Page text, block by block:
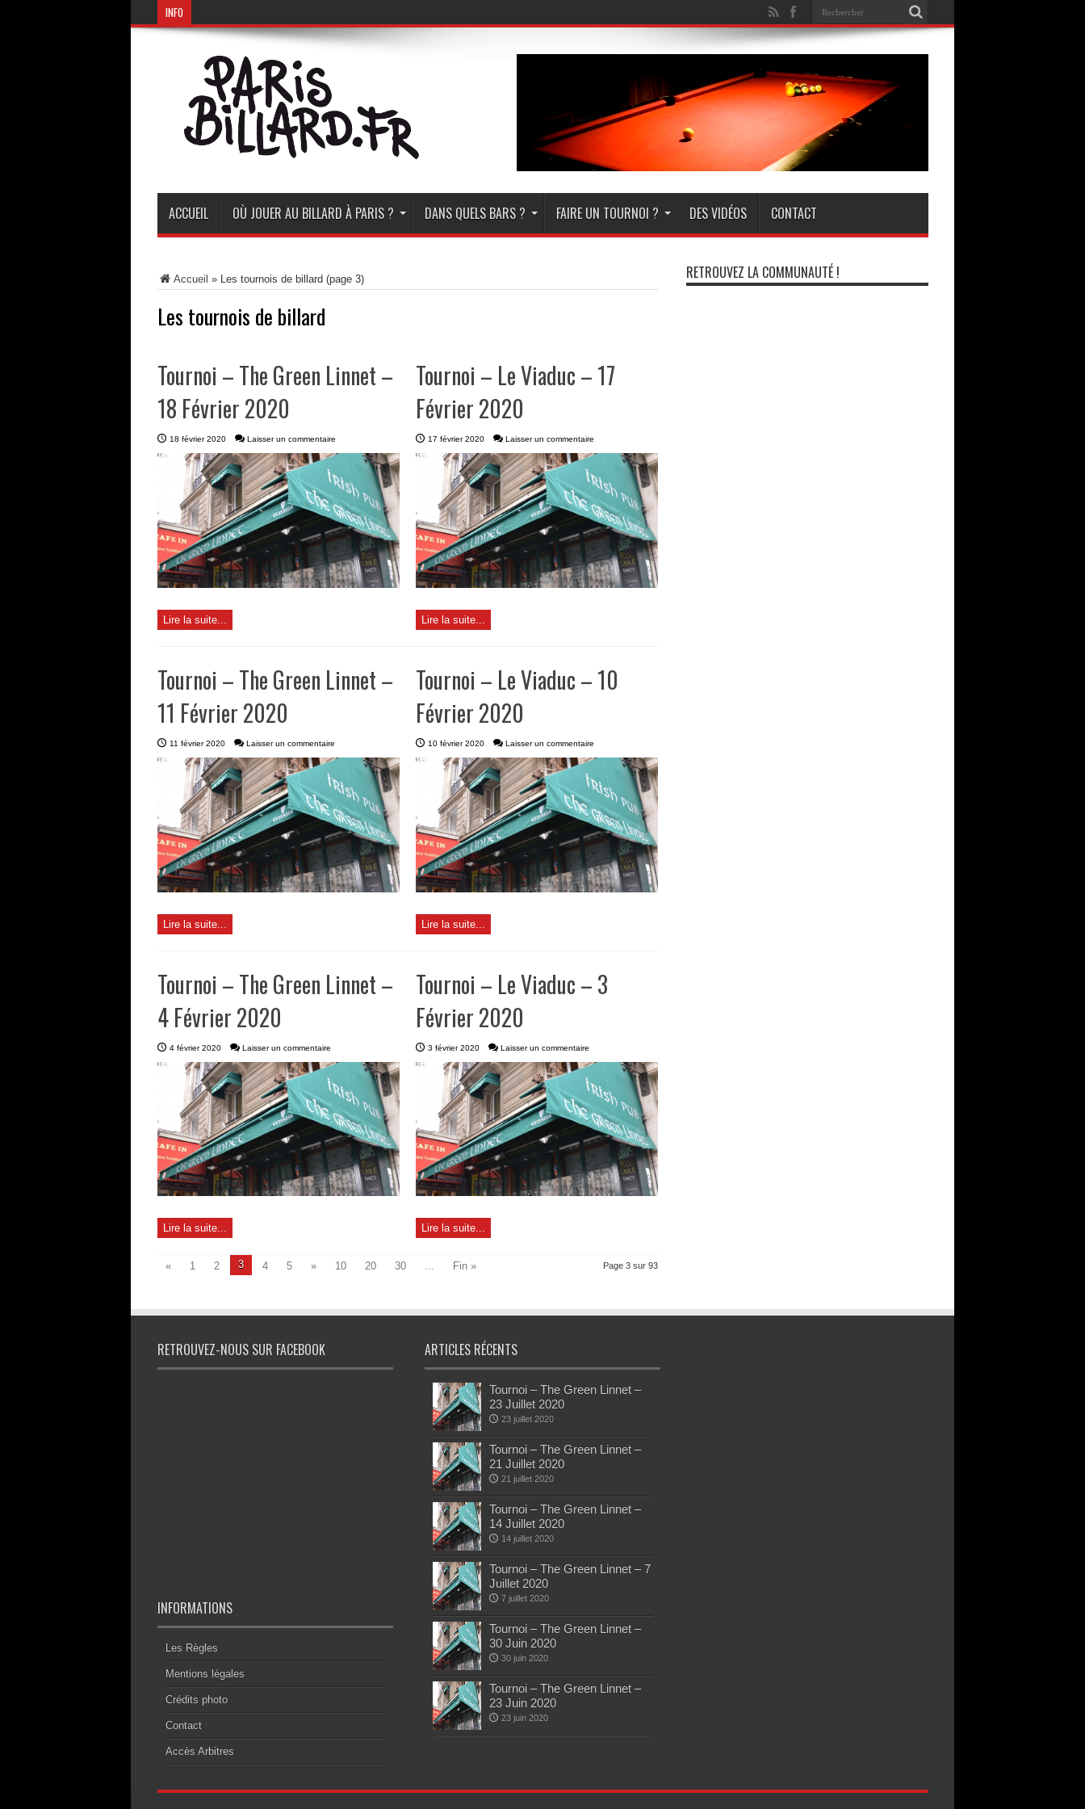
INFO
ACCUEIL OÙ JOUER AU BILLARD À PARIS ? DANS QUELS BARS ? FAIRE UN TOURNOI ? DES VIDÉOS CONTACT
Accueil » Les tournois de billard (page 3)
Les tournois de billard
Tournoi – The Green Linnet –
18 Février 2020
18 février 2020 Laisser un commentaire
Lire la suite...
Tournoi – Le Viaduc – 17
Février 2020
17 février 2020 Laisser un commentaire
Lire la suite...
Tournoi – The Green Linnet –
11 Février 2020
11 février 2020 Laisser un commentaire
Lire la suite...
Tournoi – Le Viaduc – 10
Février 2020
10 février 2020 Laisser un commentaire
Lire la suite...
Tournoi – The Green Linnet –
4 Février 2020
4 février 2020 Laisser un commentaire
Lire la suite...
Tournoi – Le Viaduc – 3
Février 2020
3 février 2020 Laisser un commentaire
Lire la suite...
Page 3 sur 93
« 1 2 3 4 5 » 10 20 30 ... Fin »
RETROUVEZ LA COMMUNAUTÉ !
RETROUVEZ-NOUS SUR FACEBOOK
INFORMATIONS
Les Règles
Mentions légales
Crédits photo
Contact
Accès Arbitres
ARTICLES RÉCENTS
Tournoi – The Green Linnet –
23 Juillet 2020
23 juillet 2020
Tournoi – The Green Linnet –
21 Juillet 2020
21 juillet 2020
Tournoi – The Green Linnet –
14 Juillet 2020
14 juillet 2020
Tournoi – The Green Linnet – 7
Juillet 2020
7 juillet 2020
Tournoi – The Green Linnet –
30 Juin 2020
30 juin 2020
Tournoi – The Green Linnet –
23 Juin 2020
23 juin 2020